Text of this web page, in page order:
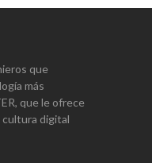
que
más
que le ofrece
digital